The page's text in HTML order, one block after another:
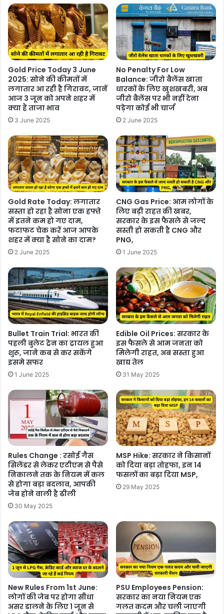
Gold Price Today 3 June
2025: सोने की कीमतों में
लगातार आ रही है गिरावट, जानें
आज 3 जून को अपने शहर में
क्या हैं ताजा भाव
3 June 2025
No Penalty For Low
Balance: जीरो बैलेंस खाता
धारकों के लिए खुशखबरी, अब
जीरो बैलेंस पर भी नहीं देना
पड़ेगा कोई भी चार्ज
2 June 2025
Gold Rate Today: लगातार
सस्ता हो रहा है सोना एक हफ्ते
में इतने कम हो गए दाम,
फटाफट चेक करें आज आपके
शहर में क्या है सोने का दाम?
2 June 2025
CNG Gas Price: आम लोगों के
लिए बड़ी राहत की खबर,
सरकार के इस फैसले से जल्द
सस्ती हो सकती है CNG और
PNG,
1 June 2025
Bullet Train Trial: भारत की
पहली बुलेट ट्रेन का ट्रायल हुआ
शुरू, जाने कब से कर सकेंगे
इसमे सफर
1 June 2025
Edible Oil Prices: सरकार के
इस फैसले से आम जनता को
मिलेगी राहत, अब सस्ता हुआ
खाद्य तेल
31 May 2025
Rules Change : रसोई गैस
सिलेंडर से लेकर एटीएम से पैसे
निकालने तक के नियम में कल
से होगा बड़ा बदलाव, आपकी
जेब होने वाली है ढीली
30 May 2025
MSP Hike: सरकार ने किसानों
को दिया बड़ा तोहफा, इन 14
फसलों का बढ़ा दिया MSP,
29 May 2025
New Rules From 1st June:
लोगों की जेब पर होगा सीधा
असर डालने के लिए 1 जून से
PSU Employees Pension:
सरकार का नया नियम एक
गलत कदम और चली जाएगी